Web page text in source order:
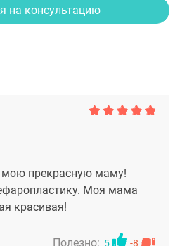
на консультацию
мою прекрасную маму!
Моя мама
красивая!
Полезно: 5 -8